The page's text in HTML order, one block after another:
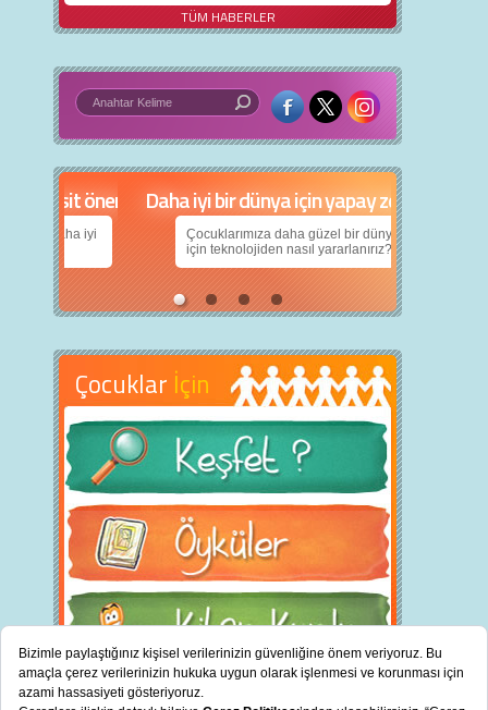
TÜM HABERLER
5 basit öneri
daha iyi
Daha iyi bir dünya için yapay zekâ
Çocuklarımıza daha güzel bir dünya bırakabilmek
için teknolojiden nasıl yararlanırız?
Çocuklar İçin